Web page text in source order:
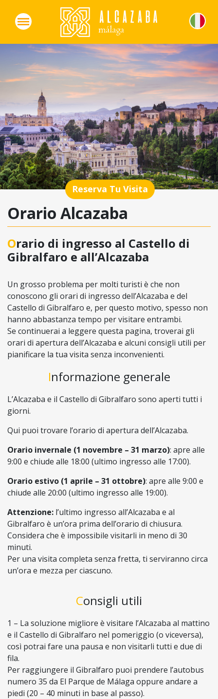
Reserva Tu Visita
Orario Alcazaba
Orario di ingresso al Castello di
Gibralfaro e all’Alcazaba
Un grosso problema per molti turisti è che non
conoscono gli orari di ingresso dell’Alcazaba e del
Castello di Gibralfaro e, per questo motivo, spesso non
hanno abbastanza tempo per visitare entrambi.
Se continuerai a leggere questa pagina, troverai gli
orari di apertura dell’Alcazaba e alcuni consigli utili per
pianificare la tua visita senza inconvenienti.
Informazione generale
L’Alcazaba e il Castello di Gibralfaro sono aperti tutti i
giorni.
Qui puoi trovare l’orario di apertura dell’Alcazaba.
Orario invernale (1 novembre – 31 marzo): apre alle
9:00 e chiude alle 18:00 (ultimo ingresso alle 17:00).
Orario estivo (1 aprile – 31 ottobre): apre alle 9:00 e
chiude alle 20:00 (ultimo ingresso alle 19:00).
Attenzione: l’ultimo ingresso all’Alcazaba e al
Gibralfaro è un’ora prima dell’orario di chiusura.
Considera che è impossibile visitarli in meno di 30
minuti.
Per una visita completa senza fretta, ti serviranno circa
un’ora e mezza per ciascuno.
Consigli utili
1 – La soluzione migliore è visitare l’Alcazaba al mattino
e il Castello di Gibralfaro nel pomeriggio (o viceversa),
così potrai fare una pausa e non visitarli tutti e due di
fila.
Per raggiungere il Gibralfaro puoi prendere l’autobus
numero 35 da El Parque de Málaga oppure andare a
piedi (20 – 40 minuti in base al passo).